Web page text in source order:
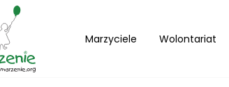
Marzyciele Wolontariat